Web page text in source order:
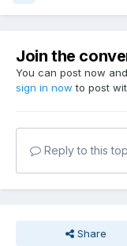
Join the
You can post now
sign in now to post
Reply to this
Share